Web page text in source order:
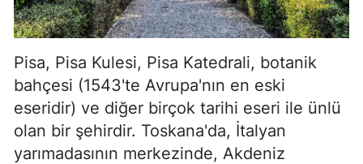
Pisa, Pisa Kulesi, Pisa Katedrali, botanik
bahçesi (1543'te Avrupa'nın en eski
eseridir) ve diğer birçok tarihi eseri ile ünlü
olan bir şehirdir. Toskana'da, İtalyan
yarımadasının merkezinde, Akdeniz